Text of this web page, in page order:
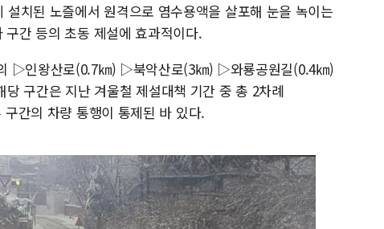
치된 노즐에서 원격으로 염수용액을 살포해 눈을 녹이는
간 등의 초동 제설에 효과적이다.
▷인왕산로(0.7㎞) ▷북악산로(3㎞) ▷와룡공원길(0.4㎞)
구간은 지난 겨울철 제설대책 기간 중 총 2차례
간의 차량 통행이 통제된 바 있다.